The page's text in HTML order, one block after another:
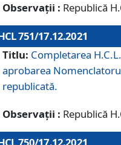
Observații : Republică
751/17.12.2021
Titlu: Completarea
aprobarea
republicată.
Observații : Republică